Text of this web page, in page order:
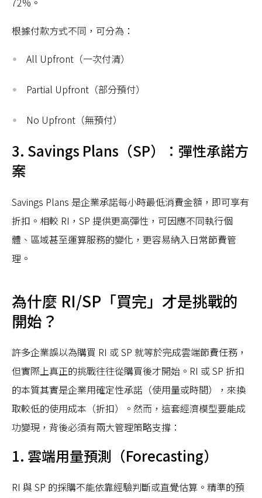
根據付款方式不同，可分為：
All Upfront（一次付清）
Partial Upfront（部分預付）
No Upfront（無預付）
3. Savings Plans（SP）：彈性承諾方
案
Savings Plans 是企業承諾每小時最低消費金額，即可享有
折扣。相較 RI，SP 提供更高彈性，可因應不同執行個
體、區域甚至運算服務的變化，更容易納入日常節費管
理。
為什麼 RI/SP「買完」才是挑戰的
開始？
許多企業誤以為購買 RI 或 SP 就等於完成雲端節費任務，
但實際上真正的挑戰往往從購買後才開始。RI 或 SP 折扣
的本質其實是企業用確定性承諾（使用量或時間），來換
取較低的使用成本（折扣）。然而，這套經濟模型要能成
功變現，背後必須有兩大管理策略支撐：
1. 雲端用量預測（Forecasting）
RI 與 SP 的採購不能依靠經驗判斷或直覺估算。精準的預